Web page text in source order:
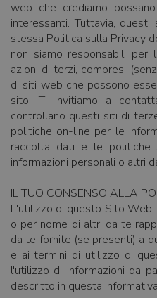
web che crediamo
interessanti. Tuttavia,
stessa Politica sulla Privacy
non siamo responsabili
azioni di terzi, compresi
di siti web che possono
sito. Ti invitiamo a
controllano questi siti di
politiche on-line per le
raccolta dati e le politiche
informazioni personali o altri
IL TUO CONSENSO ALLA
L'utilizzo di questo Sito Web
o per nome di altri da te
da te fornite (se presenti) a
e ai termini di utilizzo di
l'utilizzo di informazioni da
descritto in questa